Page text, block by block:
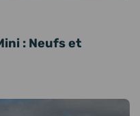
: Neufs et